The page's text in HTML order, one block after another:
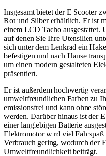
Insgesamt bietet der E Scooter
Rot und Silber erhältlich. Er ist
einem LCD Tacho ausgestattet.
auf denen Sie Ihre Utensilien
sich unter dem Lenkrad ein
befestigen und nach Hause
um einen modern gestalteten
präsentiert.
Er ist außerdem hochwertig
umweltfreundlichen Farben zu
emissionsfrei und kann ohne
werden. Darüber hinaus ist der
einer langlebigen Batterie
Elektromotor wird viel Fahrspaß
Verbrauch gering, wodurch der
Umweltfreundlichkeit beiträgt.